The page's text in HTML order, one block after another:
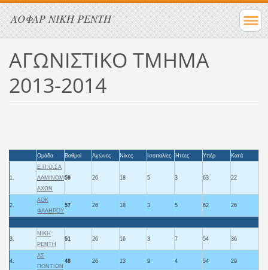
ΑΟΦΑΡ ΝΙΚΗ ΡΕΝΤΗ
ΑΓΩΝΙΣΤΙΚΟ ΤΜΗΜΑ
2013-2014
Ομάδα Βαθμοί Αγώνες Νίκες Ισοπαλίες Ήττες Υπέρ Κατά
1.
Ε.Π.Ο.ΣΑ
ΛΑΜΙΝΟΜ
ΑΧΩΝ
59 26 18 5 3 63 22
2.
ΑΟΚ
ΦΑΛΗΡΟΥ
57 26 18 3 5 62 26
3.
ΝΙΚΗ
ΡΕΝΤΗ
51 26 16 3 7 54 36
4.
ΑΣ
ΠΟΝΤΙΩΝ
48 26 13 9 4 54 29